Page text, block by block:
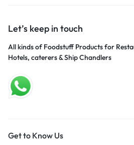
Let’s keep in touch
All kinds of Foodstuff Products for
Hotels, caterers & Ship Chandlers
Get to Know Us